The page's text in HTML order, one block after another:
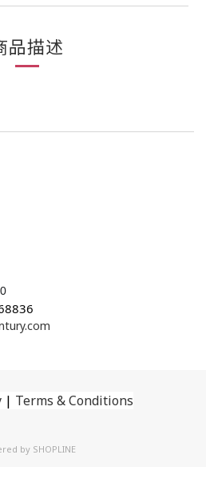
品描述
| Terms & Conditions
by SHOPLINE